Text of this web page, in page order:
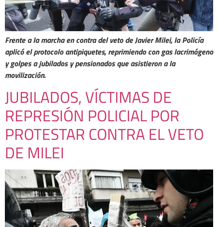
Frente a la marcha en contra del veto de Javier Milei, la Policía
aplicó el protocolo antipiquetes, reprimiendo con gas lacrimógeno
y golpes a jubilados y pensionados que asistieron a la
movilización.
JUBILADOS, VÍCTIMAS DE
REPRESIÓN POLICIAL POR
PROTESTAR CONTRA EL VETO
DE MILEI